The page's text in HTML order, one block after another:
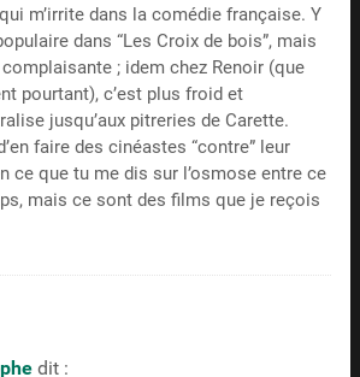
m’irrite dans la comédie française. Y
dans “Les Croix de bois”, mais
; idem chez Renoir (que
pourtant), c’est plus froid et
jusqu’aux pitreries de Carette.
faire des cinéastes “contre” leur
ce que tu me dis sur l’osmose entre ce
mais ce sont des films que je reçois
dit :